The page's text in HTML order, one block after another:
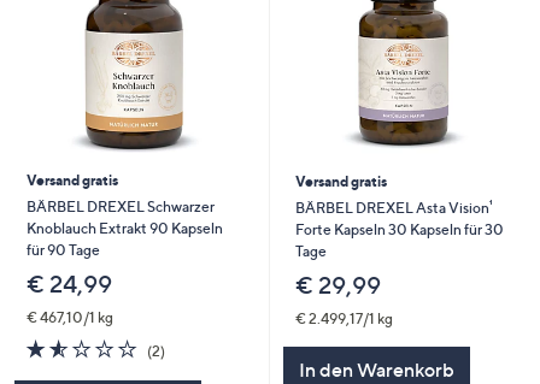
Versand gratis
BÄRBEL DREXEL Schwarzer
Knoblauch Extrakt 90 Kapseln
für 90 Tage
€ 24,99
€ 467,10/1 kg
1.5
von
(2)2
Versand gratis
BÄRBEL DREXEL Asta Vision¹
Forte Kapseln 30 Kapseln für 30
Tage
€ 29,99
€ 2.499,17/1 kg
In den Warenkorb